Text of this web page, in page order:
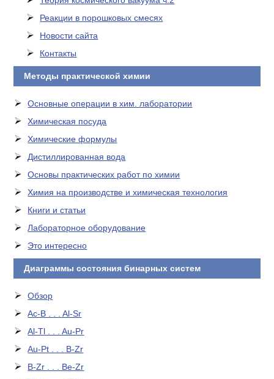
Реакции в порошковых смесях
Новости сайта
Контакты
Методы практической химии
Основные операции в хим. лаборатории
Химическая посуда
Химические формулы
Дистиллированная вода
Основы практических работ по химии
Химия на производстве и химическая технология
Книги и статьи
Лабораторное оборудование
Это интересно
Диаграммы состояния бинарных систем
Обзор
Ac-B . . . Al-Sr
Al-Tl . . . Au-Pr
Au-Pt . . . B-Zr
B-Zr . . . Be-Zr